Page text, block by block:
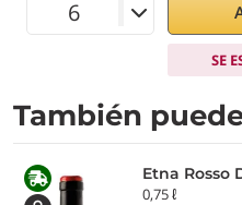
SE
También
Etna Rosso
0,75 ℓ